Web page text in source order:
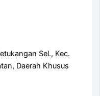
Sel., Kec.
Daerah Khusus